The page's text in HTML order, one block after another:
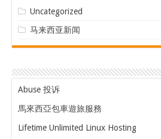
Uncategorized
马来西亚新闻
Abuse 投诉
馬來西亞包車遊旅服務
Lifetime Unlimited Linux Hosting